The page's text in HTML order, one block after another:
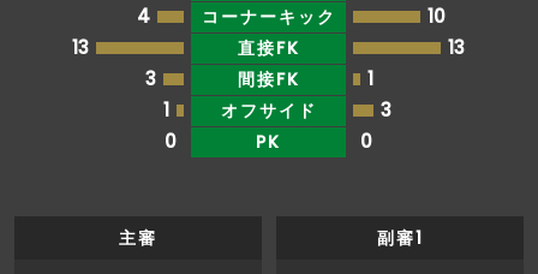
4
コーナーキック
10
13
直接FK
13
3
間接FK
1
1
オフサイド
3
0
PK 0
主審 副審1